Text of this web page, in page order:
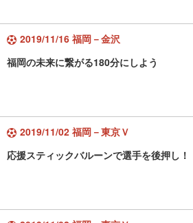
2019/11/16 福岡－金沢
福岡の未来に繋がる180分にしよう
2019/11/02 福岡－東京Ｖ
応援スティックバルーンで選手を後押し！